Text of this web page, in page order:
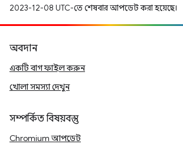
2023-12-08 UTC-তে শেষবার আপডেট করা হয়েছে।
অবদান
একটি বাগ ফাইল করুন
খোলা সমস্যা দেখুন
সম্পর্কিত বিষয়বস্তু
Chromium আপডেট